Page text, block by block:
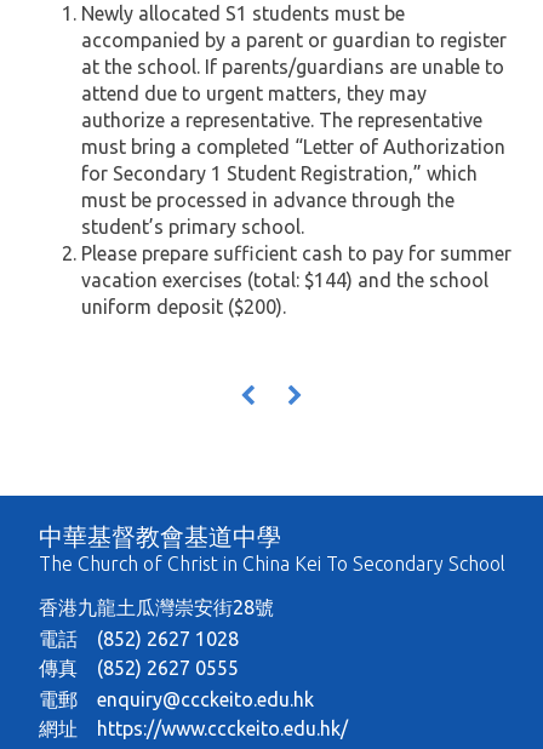
Newly allocated S1 students must be
accompanied by a parent or guardian to register
at the school. If parents/guardians are unable to
attend due to urgent matters, they may
authorize a representative. The representative
must bring a completed “Letter of Authorization
for Secondary 1 Student Registration,” which
must be processed in advance through the
student’s primary school.
Please prepare sufficient cash to pay for summer
vacation exercises (total: $144) and the school
uniform deposit ($200).
« »
中華基督教會基道中學
The Church of Christ in China Kei To Secondary School
香港九龍土瓜灣崇安街28號
電話 (852) 2627 1028
傳真 (852) 2627 0555
電郵 enquiry@ccckeito.edu.hk
網址
https://www.ccckeito.edu.hk/